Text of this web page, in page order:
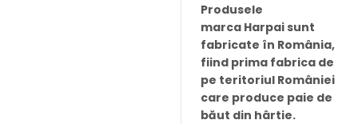
Produsele
marca Harpai sunt
fabricate în România,
fiind prima fabrica de
pe teritoriul României
care produce paie de
băut din hârtie.